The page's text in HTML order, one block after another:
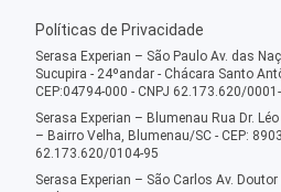
Políticas de Privacidade
Serasa Experian – São Paulo Av. das
Sucupira - 24ºandar - Chácara Santo
CEP:04794-000 - CNPJ 62.173.620/
Serasa Experian – Blumenau Rua Dr.
– Bairro Velha, Blumenau/SC - CEP:
62.173.620/0104-95
Serasa Experian – São Carlos Av.